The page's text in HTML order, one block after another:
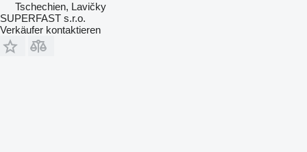
Tschechien, Lavičky
SUPERFAST s.r.o.
Verkäufer kontaktieren